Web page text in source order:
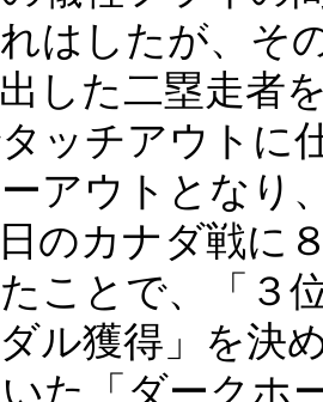
はしたが、そ
した二塁走者
ッチアウトに
アウトとなり
のカナダ戦に
ことで、「３
ダル獲得」を決
た「ダークホ